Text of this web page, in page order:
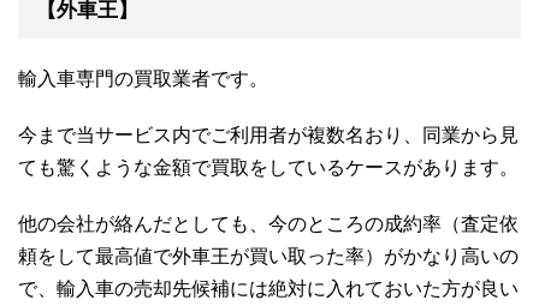
【外車王】
輸入車専門の買取業者です。
今まで当サービス内でご利用者が複数名おり、同業から見
ても驚くような金額で買取をしているケースがあります。
他の会社が絡んだとしても、今のところの成約率（査定依
頼をして最高値で外車王が買い取った率）がかなり高いの
で、輸入車の売却先候補には絶対に入れておいた方が良い